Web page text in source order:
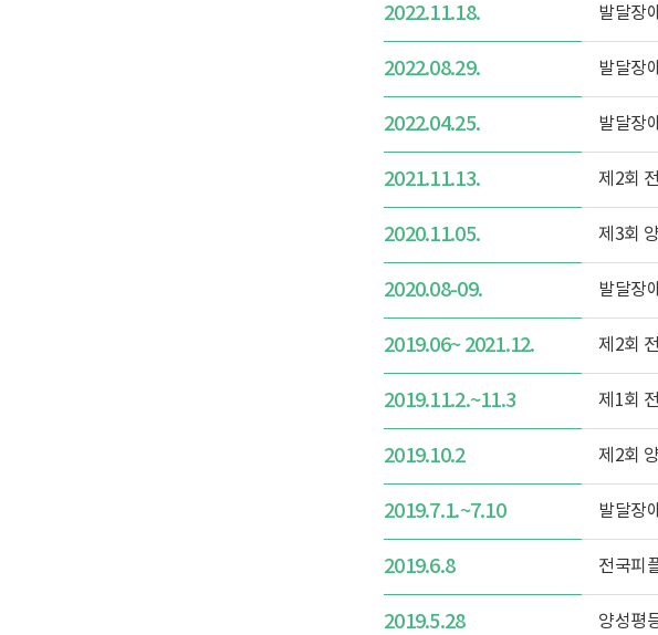
2022.11.18. 발달장
2022.08.29. 발달장
2022.04.25. 발달장
2021.11.13. 제2회
2020.11.05. 제3회
2020.08-09. 발달장
2019.06~ 2021.12. 제2회
2019.11.2.~11.3 제1회
2019.10.2 제2회
2019.7.1.~7.10 발달장
2019.6.8 전국피
2019.5.28 양성평